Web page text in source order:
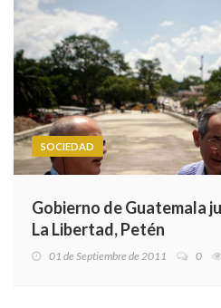
SOCIEDAD
Gobierno de Guatemala
La Libertad, Petén
01 de Septiembre de 2011 0